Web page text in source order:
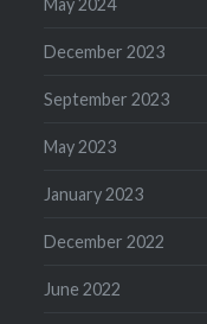
December 2023
September 2023
May 2023
January 2023
December 2022
June 2022